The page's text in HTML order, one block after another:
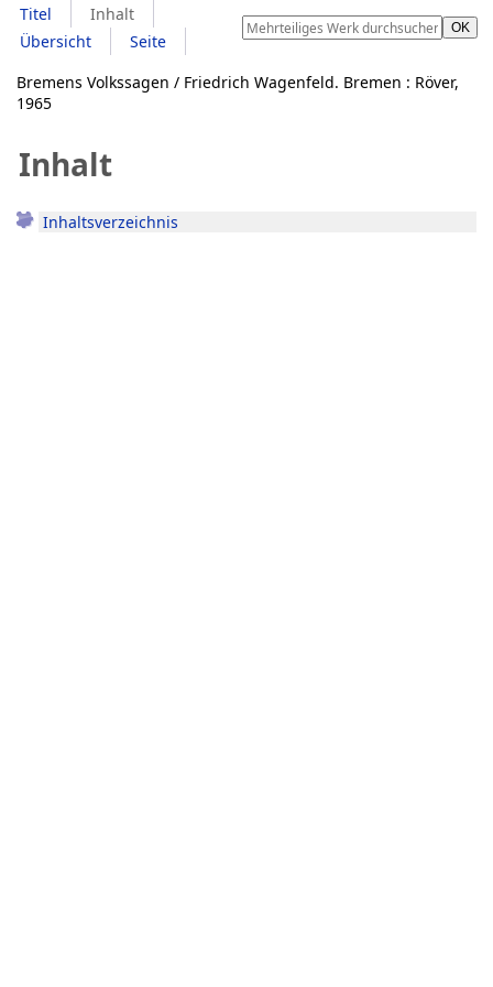
Titel
Inhalt
Übersicht
Seite
Bremens Volkssagen / Friedrich Wagenfeld. Bremen : Röver,
1965
Inhalt
Inhaltsverzeichnis